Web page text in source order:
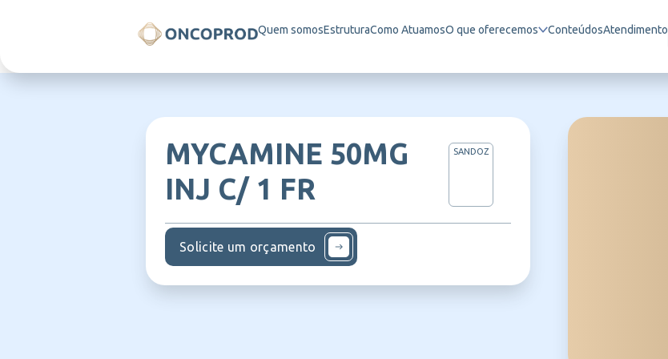
Quem somosEstruturaComo AtuamosO que oferecemos ConteúdosAtendimento
MYCAMINE 50MG
INJ C/ 1 FR
SANDOZ
Solicite um orçamento